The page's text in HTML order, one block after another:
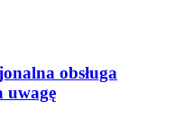
obsługa
uwagę